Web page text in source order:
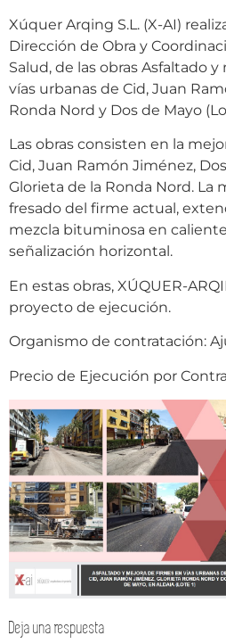
Xúquer Arqing S.L. (X-AI)
Dirección de Obra y
Salud, de las obras Asfaltado
vías urbanas de Cid, Juan
Ronda Nord y Dos de Mayo
Las obras consisten en la
Cid, Juan Ramón Jiménez,
Glorieta de la Ronda Nord. La
fresado del firme actual,
mezcla bituminosa en
señalización horizontal.
En estas obras, XÚQUER-
proyecto de ejecución.
Organismo de contratación:
Precio de Ejecución por
Deja una respuesta